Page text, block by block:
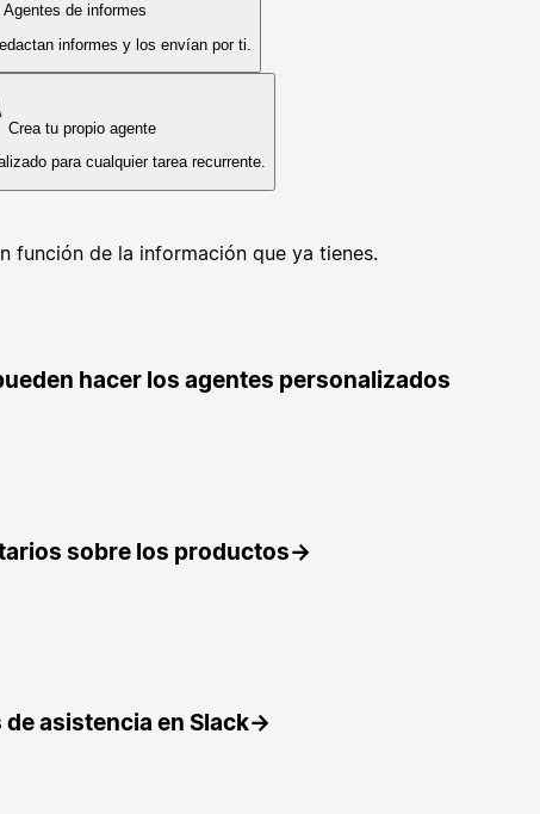
Agentes de informes
informes y los envían por ti.
Crea tu propio agente
para cualquier tarea recurrente.
función de la información que ya tienes.
hacer los agentes personalizados
sobre los productos→
asistencia en Slack→